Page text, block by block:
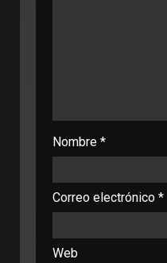
Nombre *
Correo electrónico *
Web